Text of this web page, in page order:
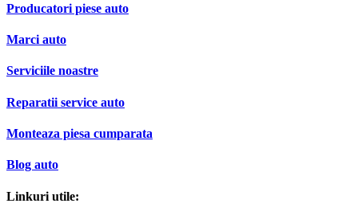
Producatori piese auto
Marci auto
Serviciile noastre
Reparatii service auto
Monteaza piesa cumparata
Blog auto
Linkuri utile: